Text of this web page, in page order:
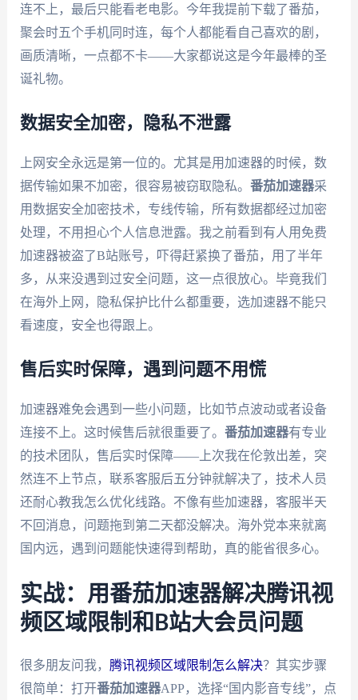
连不上，最后只能看老电影。今年我提前下载了番茄，
聚会时五个手机同时连，每个人都能看自己喜欢的剧，
画质清晰，一点都不卡——大家都说这是今年最棒的圣
诞礼物。
数据安全加密，隐私不泄露
上网安全永远是第一位的。尤其是用加速器的时候，数
据传输如果不加密，很容易被窃取隐私。 番茄加速器采
用数据安全加密技术，专线传输，所有数据都经过加密
处理，不用担心个人信息泄露。我之前看到有人用免费
加速器被盗了B站账号，吓得赶紧换了番茄，用了半年
多，从来没遇到过安全问题，这一点很放心。毕竟我们
在海外上网，隐私保护比什么都重要，选加速器不能只
看速度，安全也得跟上。
售后实时保障，遇到问题不用慌
加速器难免会遇到一些小问题，比如节点波动或者设备
连接不上。这时候售后就很重要了。 番茄加速器有专业
的技术团队，售后实时保障——上次我在伦敦出差，突
然连不上节点，联系客服后五分钟就解决了，技术人员
还耐心教我怎么优化线路。不像有些加速器，客服半天
不回消息，问题拖到第二天都没解决。海外党本来就离
国内远，遇到问题能快速得到帮助，真的能省很多心。
实战：用番茄加速器解决腾讯视
频区域限制和B站大会员问题
很多朋友问我， 腾讯视频区域限制怎么解决？其实步骤
很简单：打开番茄加速器APP，选择“国内影音专线”，点